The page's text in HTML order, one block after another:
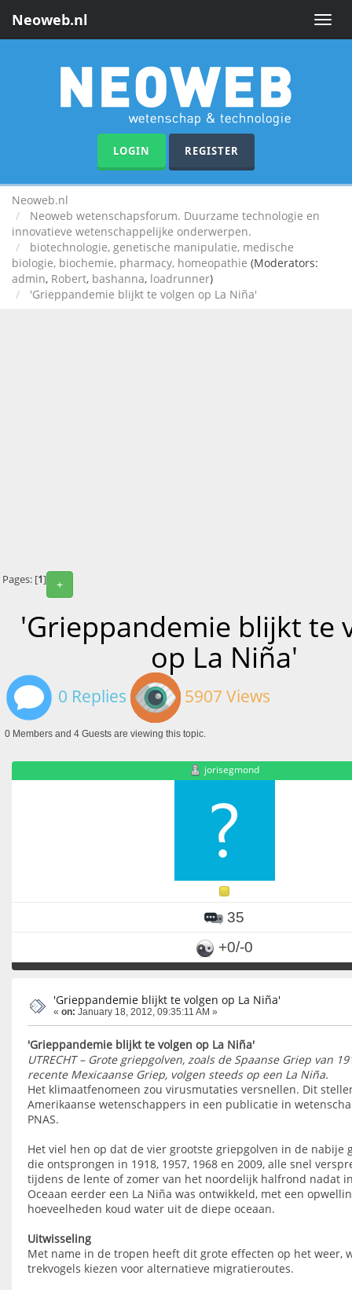
Toggle
Neoweb.nl
LOGIN REGISTER
Neoweb.nl
Neoweb wetenschapsforum. Duurzame technologie en
innovatieve wetenschappelijke onderwerpen.
biotechnologie, genetische manipulatie, medische
biologie, biochemie, pharmacy, homeopathie (Moderators:
admin, Robert, bashanna, loadrunner)
'Grieppandemie blijkt te volgen op La Niña'
+
Pages: [1]
'Grieppandemie blijkt te
op La Niña'
0 Replies 5907 Views
0 Members and 4 Guests are viewing this topic.
jorisegmond
35
+0/-0
'Grieppandemie blijkt te volgen op La Niña'
« on: January 18, 2012, 09:35:11 AM »
'Grieppandemie blijkt te volgen op La Niña'
UTRECHT – Grote griepgolven, zoals de Spaanse Griep van
recente Mexicaanse Griep, volgen steeds op een La Niña.
Het klimaatfenomeen zou virusmutaties versnellen. Dit
Amerikaanse wetenschappers in een publicatie in
PNAS.
Het viel hen op dat de vier grootste griepgolven in de nabije
die ontsprongen in 1918, 1957, 1968 en 2009, alle snel
tijdens de lente of zomer van het noordelijk halfrond nadat
Oceaan eerder een La Niña was ontwikkeld, met een
hoeveelheden koud water uit de diepe oceaan.
Uitwisseling
Met name in de tropen heeft dit grote effecten op het weer,
trekvogels kiezen voor alternatieve migratieroutes.